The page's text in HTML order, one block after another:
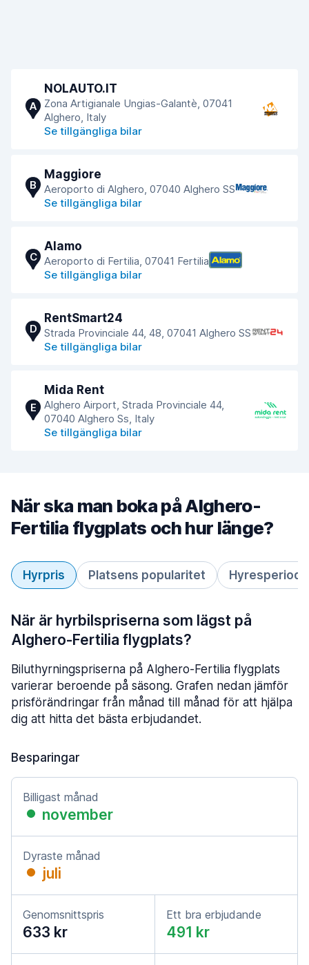
A
NOLAUTO.IT
Zona Artigianale Ungias-Galantè, 07041
Alghero, Italy
Se tillgängliga bilar
B
Maggiore
Aeroporto di Alghero, 07040 Alghero SS
Se tillgängliga bilar
C
Alamo
Aeroporto di Fertilia, 07041 Fertilia
Se tillgängliga bilar
D
RentSmart24
Strada Provinciale 44, 48, 07041 Alghero SS
Se tillgängliga bilar
E
Mida Rent
Alghero Airport, Strada Provinciale 44,
07040 Alghero Ss, Italy
Se tillgängliga bilar
När ska man boka på Alghero-
Fertilia flygplats och hur länge?
Hyrpris Platsens popularitet Hyresperiod
När är hyrbilspriserna som lägst på
Alghero-Fertilia flygplats?
Biluthyrningspriserna på Alghero-Fertilia flygplats
varierar beroende på säsong. Grafen nedan jämför
prisförändringar från månad till månad för att hjälpa
dig att hitta det bästa erbjudandet.
Besparingar
Billigast månad
november
Dyraste månad
juli
Genomsnittspris
633 kr
Ett bra erbjudande
491 kr